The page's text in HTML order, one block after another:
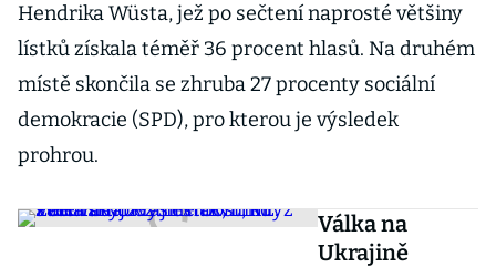
Hendrika Wüsta, jež po sečtení naprosté většiny
lístků získala téměř 36 procent hlasů. Na druhém
místě skončila se zhruba 27 procenty sociální
demokracie (SPD), pro kterou je výsledek
prohrou.
Válka na
Ukrajině